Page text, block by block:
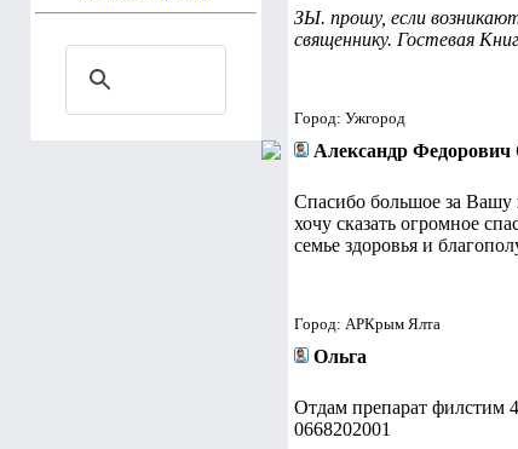
ЗЫ. прошу, если
священнику. Гостевая
Город: Ужгород
Александр Федорович
Спасибо большое за
хочу сказать огромное
семье здоровья и
Город: АРКрым Ялта
Ольга
Отдам препарат филстим
0668202001